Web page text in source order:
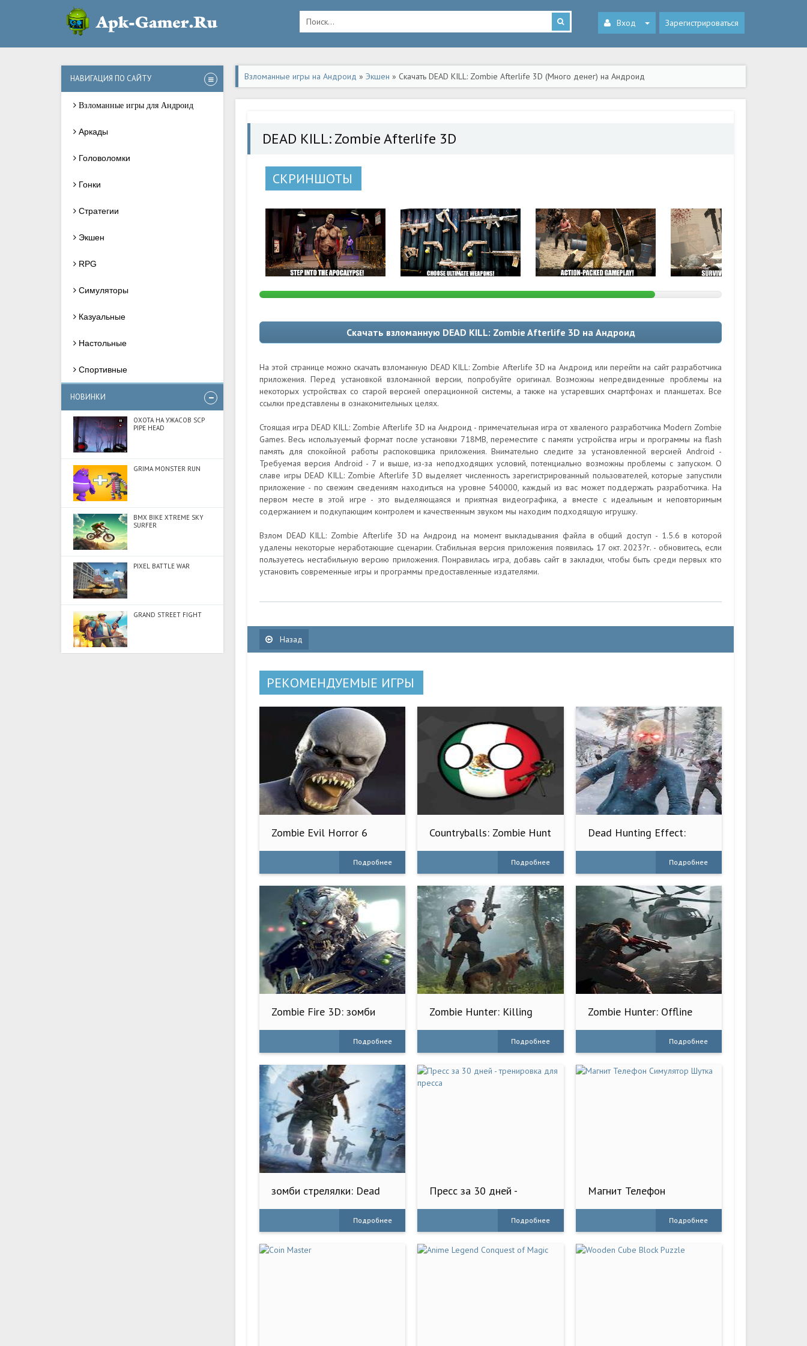
Вход Зарегистрироваться
НАВИГАЦИЯ ПО САЙТУ
Взломанные игры для Андроид
Аркады
Головоломки
Гонки
Стратегии
Экшен
RPG
Симуляторы
Казуальные
Настольные
Спортивные
НОВИНКИ
ОХОТА НА УЖАСОВ SCP
PIPE HEAD
GRIMA MONSTER RUN
BMX BIKE XTREME SKY
SURFER
PIXEL BATTLE WAR
GRAND STREET FIGHT
Взломанные игры на Андроид » Экшен » Скачать DEAD KILL: Zombie Afterlife 3D (Много денег) на Андроид
DEAD KILL: Zombie Afterlife 3D
СКРИНШОТЫ
Скачать взломанную DEAD KILL: Zombie Afterlife 3D на Андроид
На этой странице можно скачать взломанную DEAD KILL: Zombie Afterlife 3D на Андроид или перейти на сайт разработчика
приложения. Перед установкой взломанной версии, попробуйте оригинал. Возможны непредвиденные проблемы на
некоторых устройствах со старой версией операционной системы, а также на устаревших смартфонах и планшетах. Все
ссылки представлены в ознакомительных целях.
Стоящая игра DEAD KILL: Zombie Afterlife 3D на Андроид - примечательная игра от хваленого разработчика Modern Zombie
Games. Весь используемый формат после установки 718MB, переместите с памяти устройства игры и программы на flash
память для спокойной работы распоковщика приложения. Внимательно следите за установленной версией Android -
Требуемая версия Android - 7 и выше, из-за неподходящих условий, потенциально возможны проблемы с запуском. О
славе игры DEAD KILL: Zombie Afterlife 3D выделяет численность зарегистрированный пользователей, которые запустили
приложение - по свежим сведениям находиться на уровне 540000, каждый из вас может поддержать разработчика. На
первом месте в этой игре - это выделяющаяся и приятная видеографика, а вместе с идеальным и неповторимым
содержанием и подкупающим контролем и качественным звуком мы находим подходящую игрушку.
Взлом DEAD KILL: Zombie Afterlife 3D на Андроид на момент выкладывания файла в общий доступ - 1.5.6 в которой
удалены некоторые неработающие сценарии. Стабильная версия приложения появилась 17 окт. 2023?г. - обновитесь, если
пользуетесь нестабильную версию приложения. Понравилась игра, добавь сайт в закладки, чтобы быть среди первых кто
установить современные игры и программы предоставленные издателями.
Назад
РЕКОМЕНДУЕМЫЕ ИГРЫ
Zombie Evil Horror 6
Подробнее
Countryballs: Zombie Hunt
Подробнее
Dead Hunting Effect:
Подробнее
Zombie Fire 3D: зомби
Подробнее
Zombie Hunter: Killing
Подробнее
Zombie Hunter: Offline
Подробнее
зомби стрелялки: Dead
Подробнее
Пресс за 30 дней -
тренировка для пресса
Подробнее
Магнит Телефон
Симулятор Шутка
Подробнее